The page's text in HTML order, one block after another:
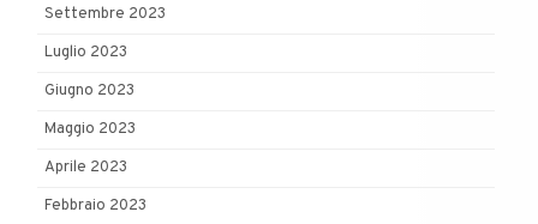
Settembre 2023
Luglio 2023
Giugno 2023
Maggio 2023
Aprile 2023
Febbraio 2023